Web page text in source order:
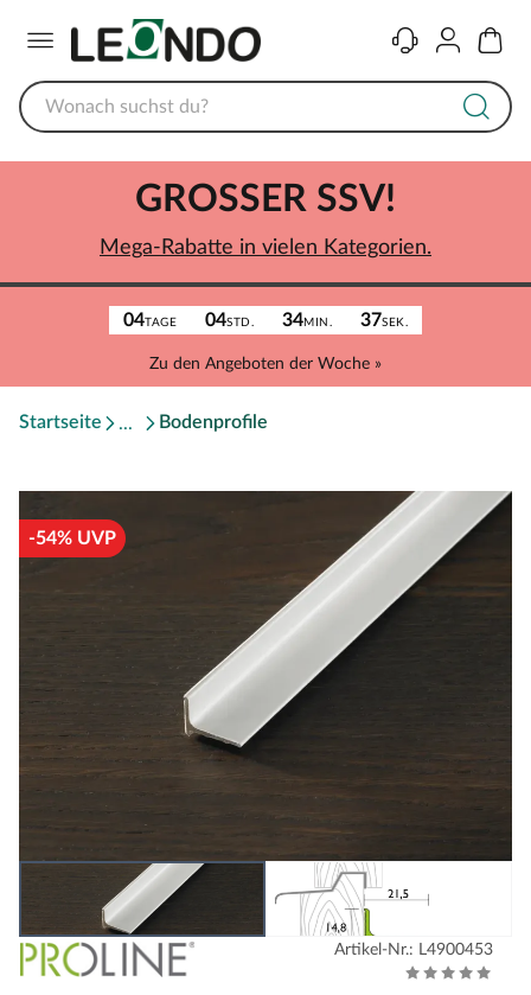
KontaktKonto
04TAGE 04STD. 34MIN. 37SEK.
Zu den Angeboten der Woche »
GROSSER SSV!
Mega-Rabatte in vielen Kategorien.
Startseite Bodenprofile
-54% UVP
Artikel-Nr.: L4900453